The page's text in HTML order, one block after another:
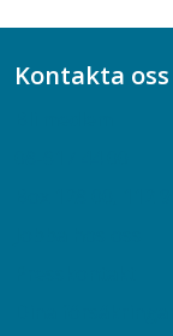
Kontakta oss